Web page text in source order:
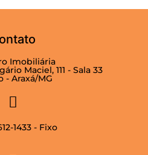
Imobiliária
Maciel, 111 - Sala 33
- Araxá/MG
1433 - Fixo